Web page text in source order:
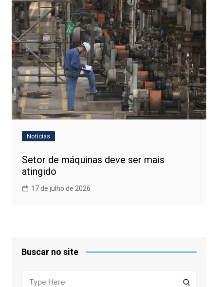
Notícias
Setor de máquinas deve ser mais
atingido
17 de julho de 2026
Buscar no site